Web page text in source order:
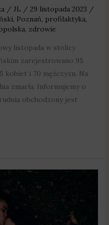
/ JL / 29 listopada 2023 /
, Poznań, profilaktyka,
, zdrowie
listopada w stolicy
zarejestrowano 95
kobiet i 70 mężczyzn. Na
zmarła. Informujemy o
obchodzony jest